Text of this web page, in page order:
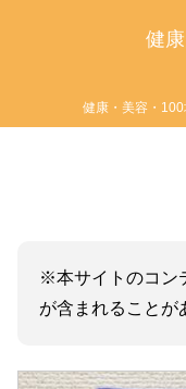
健
健康・美容・
※本サイトのコン
が含まれることが